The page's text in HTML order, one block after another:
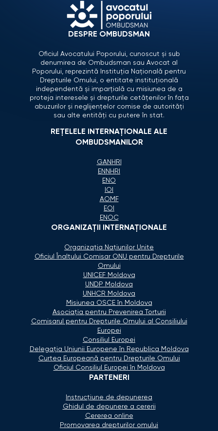
DESPRE OMBUDSMAN
Oficiul Avocatului Poporului, cunoscut și sub
denumirea de Ombudsman sau Avocat al
Poporului, reprezintă Instituția Națională pentru
Drepturile Omului, o entitate instituțională
independentă și imparțială cu misiunea de a
proteja interesele și drepturile cetățenilor în fața
abuzurilor și neglijențelor comise de autorități
sau alte entități cu putere în stat.
REȚELELE INTERNAȚIONALE ALE
OMBUDSMANILOR
GANHRI
ENNHRI
ENO
IOI
AOMF
EOI
ENOC
ORGANIZAŢII INTERNAŢIONALE
Organizaţia Naţiunilor Unite
Oficiul Înaltului Comisar ONU pentru Drepturile
Omului
UNICEF Moldova
UNDP Moldova
UNHCR Moldova
Misiunea OSCE în Moldova
Asociaţia pentru Prevenirea Torturii
Comisarul pentru Drepturile Omului al Consiliului
Europei
Consiliul Europei
Delegaţia Uniunii Europene în Republica Moldova
Curtea Europeană pentru Drepturile Omului
Oficiul Consiliul Europei în Moldova
PARTENERI
Instrucțiune de depunerea
Ghidul de depunere a cererii
Cererea online
Promovarea drepturilor omului